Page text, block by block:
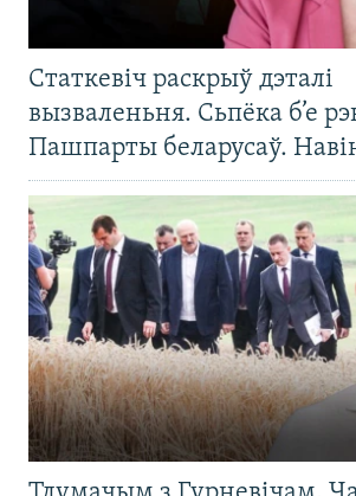
Статкевіч раскрыў дэталі
вызваленьня. Сьпёка б’е
Пашпарты беларусаў.